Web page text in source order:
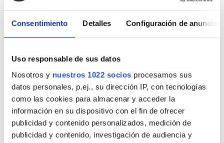
Consentimiento Detalles Configuración de anuncios
Uso responsable de sus datos
Nosotros y nuestros 1022 socios procesamos sus
datos personales, p.ej., su dirección IP, con tecnologías
como las cookies para almacenar y acceder la
información en su dispositivo con el fin de ofrecer
publicidad y contenido personalizados, medición de
publicidad y contenido, investigación de audiencia y
Jueves 07:00 - 19:00
Sábado 07:00 - 19:00
Domingo Cerrado
Personal